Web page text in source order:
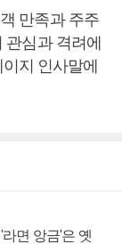
만족과 주주
관심과 격려에
이지 인사말에
면 앙금'은 옛